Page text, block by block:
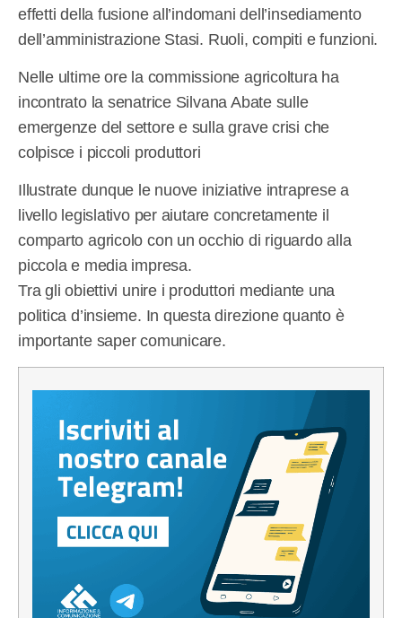
effetti della fusione all’indomani dell’insediamento
dell’amministrazione Stasi. Ruoli, compiti e funzioni.
Nelle ultime ore la commissione agricoltura ha
incontrato la senatrice Silvana Abate sulle
emergenze del settore e sulla grave crisi che
colpisce i piccoli produttori
Illustrate dunque le nuove iniziative intraprese a
livello legislativo per aiutare concretamente il
comparto agricolo con un occhio di riguardo alla
piccola e media impresa.
Tra gli obiettivi unire i produttori mediante una
politica d’insieme. In questa direzione quanto è
importante saper comunicare.